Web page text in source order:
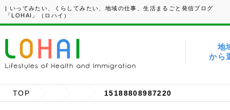
| いってみたい、くらしてみたい、地域の仕事、生活まるごと発信ブログ
「LOHAI」（ロハイ）
地
から
TOP 15188808987220